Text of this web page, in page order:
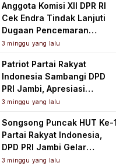
Anggota Komisi XII DPR RI
Cek Endra Tindak Lanjuti
Dugaan Pencemaran
Lingkungan PT Samudera
Mahkota Mas
3 minggu yang lalu
Patriot Partai Rakyat
Indonesia Sambangi DPD
PRI Jambi, Apresiasi
Kesiapan dan Dukung Asta
Cita Presiden
3 minggu yang lalu
Songsong Puncak HUT Ke-1
Partai Rakyat Indonesia,
DPD PRI Jambi Gelar
Perkenalan Pengurus dan
3 minggu yang lalu